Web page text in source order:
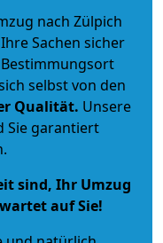
nach Zülpich
Sachen sicher
selbst von den
Qualität. Unsere
Sie garantiert
sind, Ihr Umzug
auf Sie!